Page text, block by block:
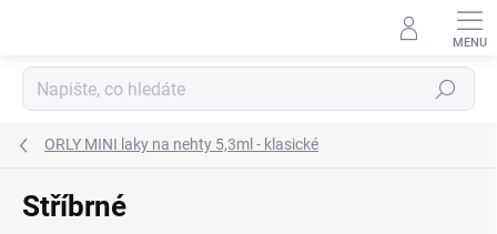
Hledat
ORLY MINI laky na nehty 5,3ml - klasické
Stříbrné